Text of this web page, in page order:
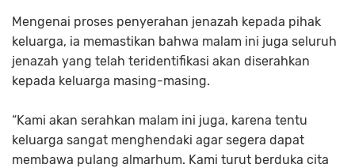
Mengenai proses penyerahan jenazah kepada pihak
keluarga, ia memastikan bahwa malam ini juga seluruh
jenazah yang telah teridentifikasi akan diserahkan
kepada keluarga masing-masing.
“Kami akan serahkan malam ini juga, karena tentu
keluarga sangat menghendaki agar segera dapat
membawa pulang almarhum. Kami turut berduka cita